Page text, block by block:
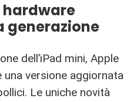
generazione
dell’iPad mini, Apple
versione aggiornata
Le uniche novità